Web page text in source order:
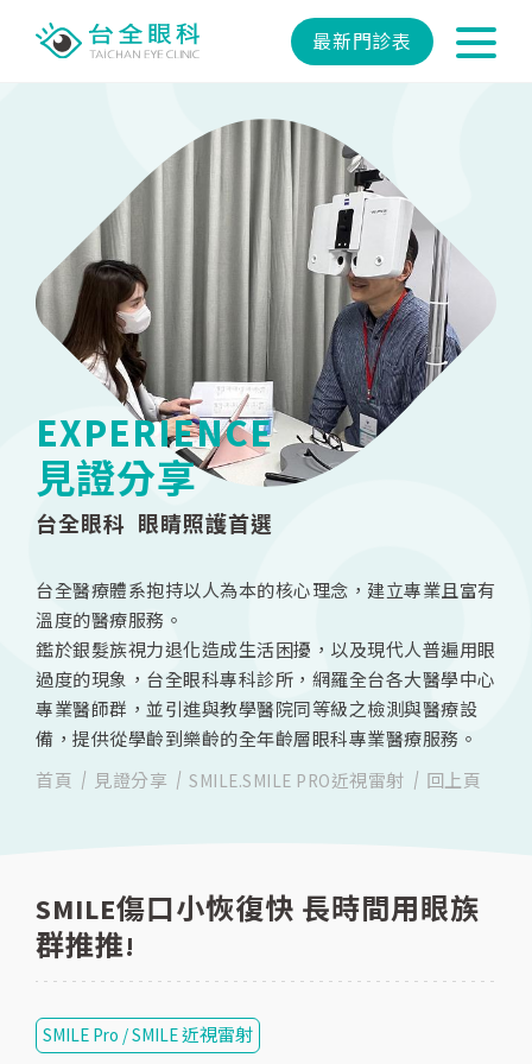
EXPERIENCE
見證分享
台全眼科 眼睛照護首選
台全醫療體系抱持以人為本的核心理念，建立專業且富有
溫度的醫療服務。
鑑於銀髮族視力退化造成生活困擾，以及現代人普遍用眼
過度的現象，台全眼科專科診所，網羅全台各大醫學中心
專業醫師群，並引進與教學醫院同等級之檢測與醫療設
備，提供從學齡到樂齡的全年齡層眼科專業醫療服務。
首頁
見證分享 SMILE.SMILE PRO近視雷射 回上頁
SMILE傷口小恢復快 長時間用眼族
群推推!
SMILE Pro / SMILE 近視雷射
最新門診表